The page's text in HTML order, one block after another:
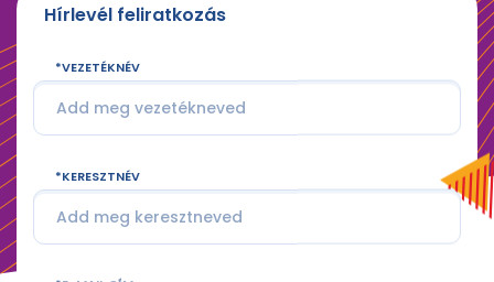
Hírlevél feliratkozás
VEZETÉKNÉV
KERESZTNÉV